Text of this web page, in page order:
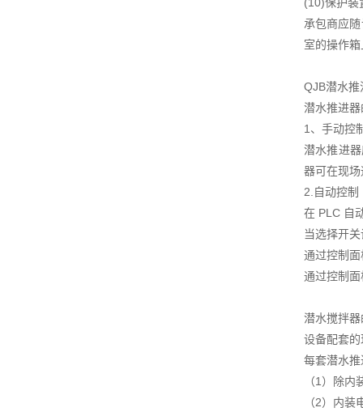
承包商应
室的操作
QJB潜水
潜水推进
1、手动控
潜水推进
器可在现
2.自动控制
在 PLC 自
当选择开
通过控制
通过控制
潜水搅拌
设备配套
每套潜水
（1）除
（2）内